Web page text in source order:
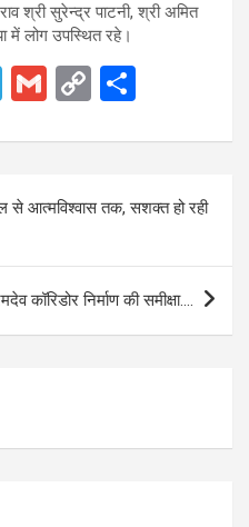
श्री सुरेन्द्र पाटनी, श्री अमित
में लोग उपस्थित रहे।
T
e
gr
a
m
G
ail
C
py
n
k
ar
से आत्मविश्वास तक, सशक्त हो रही
कॉरिडोर निर्माण की समीक्षा….